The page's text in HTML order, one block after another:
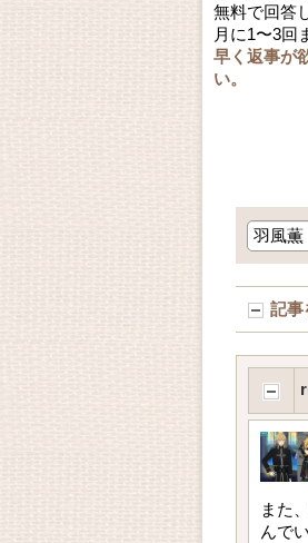
無料で回答
月に1〜3回
早く返事が
い。
記事
また
んで